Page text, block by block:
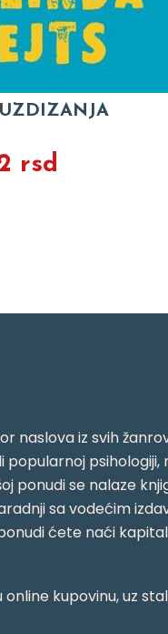
rsd
naslova iz svih
psihologiji,
ponudi se nalaze
sa vodećim
ćete naći
kupovinu, uz